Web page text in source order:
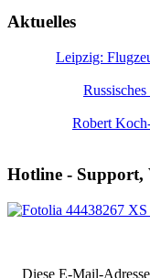
Aktuelles
Leipzig:
Robert
Hotline - Support,
Diese E-Mail-